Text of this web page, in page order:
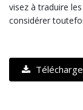
visez à traduire
considérer